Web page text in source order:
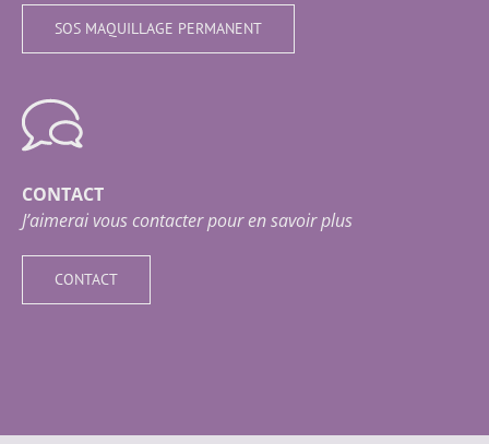
SOS MAQUILLAGE PERMANENT
CONTACT
J’aimerai vous contacter pour en savoir plus
CONTACT